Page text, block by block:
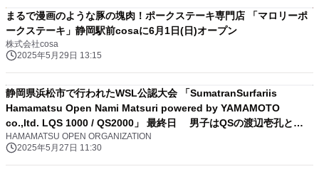
まるで漫画のような豚の塊肉！ポークステーキ専門店 「マロリーポ
ークステーキ」静岡駅前cosaに6月1日(日)オープン
株式会社cosa
2025年5月29日 13:15
静岡県浜松市で行われたWSL公認大会 「SumatranSurfariis
Hamamatsu Open Nami Matsuri powered by YAMAMOTO
co.,ltd. LQS 1000 / QS2000」 最終日 男子はQSの渡辺壱孔と
LQSの井上鷹が初優勝 女子はQSが中塩佳那、LQSは田岡なつみが
制覇
HAMAMATSU OPEN ORGANIZATION
2025年5月27日 11:30